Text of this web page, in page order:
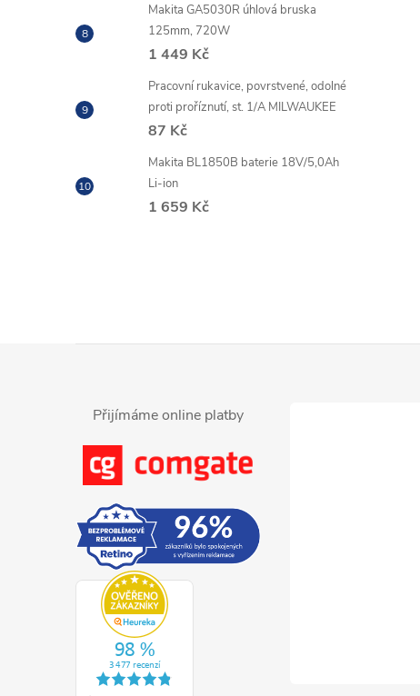
Makita GA5030R úhlová bruska
125mm, 720W
1 449 Kč
Pracovní rukavice, povrstvené, odolné
proti proříznutí, st. 1/A MILWAUKEE
87 Kč
Makita BL1850B baterie 18V/5,0Ah
Li-ion
1 659 Kč
Přijímáme online platby